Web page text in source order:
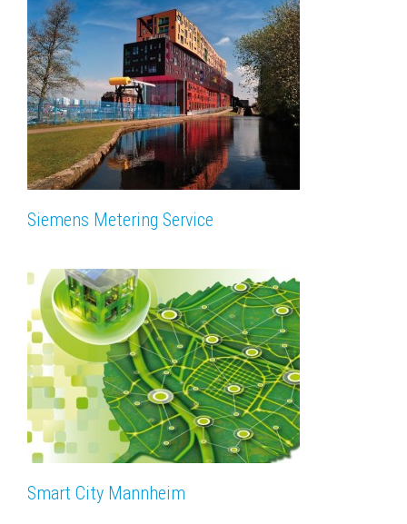
Siemens Metering Service
Smart City Mannheim